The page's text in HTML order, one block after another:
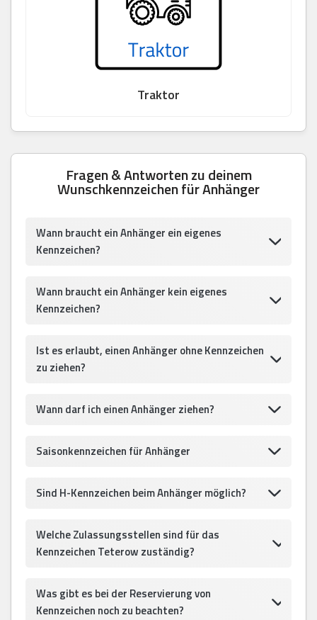
Traktor
Fragen & Antworten zu deinem
Wunschkennzeichen für Anhänger
Wann braucht ein Anhänger ein eigenes
Kennzeichen?
Wann braucht ein Anhänger kein eigenes
Kennzeichen?
Ist es erlaubt, einen Anhänger ohne Kennzeichen
zu ziehen?
Wann darf ich einen Anhänger ziehen?
Saisonkennzeichen für Anhänger
Sind H-Kennzeichen beim Anhänger möglich?
Welche Zulassungsstellen sind für das
Kennzeichen Teterow zuständig?
Was gibt es bei der Reservierung von
Kennzeichen noch zu beachten?